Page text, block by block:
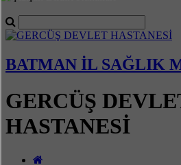
BATMAN İL SAĞLIK
GERCÜŞ
HASTANESİ